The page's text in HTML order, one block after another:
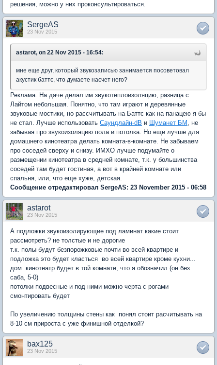
решения, можно у них проконсультироваться.
SergeAS
23 Nov 2015
astarot, on 22 Nov 2015 - 16:54:
мне еще друг, который звукозаписью занимается посоветовал
акустик баттс, что думаете насчет него?
Реклама. На даче делал им звукотеплоизоляцию, разница с
Лайтом небольшая. Понятно, что там играют и деревянные
звуковые мостики, но рассчитывать на Баттс как на панацею я бы
не стал. Лучше использовать Саундлайн-dB и Шуманет БМ , не
забывая про звукоизоляцию пола и потолка. Но еще лучше для
домашнего кинотеатра делать комната-в-комнате. Не забываем
про соседей сверху и снизу. ИМХО лучше подумайте о
размещении кинотеатра в средней комнате, т.к. у большинства
соседей там будет гостиная, а вот в крайней комнате или
спальня, или, что еще хуже, детская.
Сообщение отредактировал SergeAS: 23 November 2015 - 06:58
astarot
23 Nov 2015
А подложки звукоизолирующие под ламинат какие стоит
рассмотреть? не толстые и не дорогие
т.к. полы будут безпорожковые почти во всей квартире и
подложка это будет класться во всей квартире кроме кухни...
дом. кинотеатр будет в той комнате, что я обозначил (он без
саба, 5-0)
потолки подвесные и под ними можно черта с рогами
смонтировать будет
По увеличению толщины стены как понял стоит расчитывать на
8-10 см прироста с уже финишной отделкой?
bax125
23 Nov 2015